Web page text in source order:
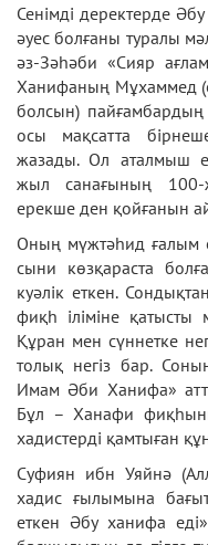
Сенімді деректерде
әуес болғаны туралы
әз-Зәһәби «Сияр
Ханифаның Мұхаммед
болсын) пайғамбардың
осы мақсатта
жазады. Ол аталмыш
жыл cанағының 100-
ерекше ден қойғанын
Оның мүжтәһид ғалым
сыни көзқараста
куәлік еткен.
фиқһ іліміне қатысты
Құран мен сүннетке
толық негіз бар.
Имам Әби Ханифа»
Бұл – Ханафи
хадистерді қамтыған
Суфиян ибн Уяйнә
хадис ғылымына
еткен Әбу ханифа